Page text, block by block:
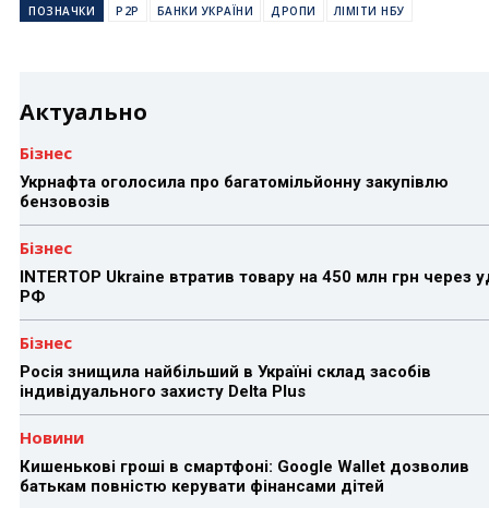
ПОЗНАЧКИ P2P БАНКИ УКРАЇНИ ДРОПИ ЛІМІТИ НБУ
Актуально
Бізнес
Укрнафта оголосила про багатомільйонну закупівлю
бензовозів
Бізнес
INTERTOP Ukraine втратив товару на 450 млн грн через
РФ
Бізнес
Росія знищила найбільший в Україні склад засобів
індивідуального захисту Delta Plus
Новини
Кишенькові гроші в смартфоні: Google Wallet дозволив
батькам повністю керувати фінансами дітей